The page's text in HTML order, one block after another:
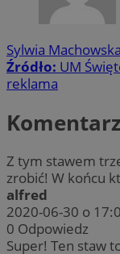
Sylwia Machowska
Źródło: UM
reklama
Z tym stawem
zrobić! W końcu
alfred
2020-06-30 o
0 Odpowiedz
Super! Ten staw